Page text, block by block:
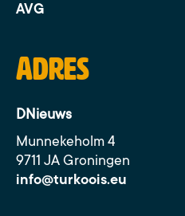
AVG
Adres
DNieuws
Munnekeholm 4
9711 JA Groningen
info@turkoois.eu